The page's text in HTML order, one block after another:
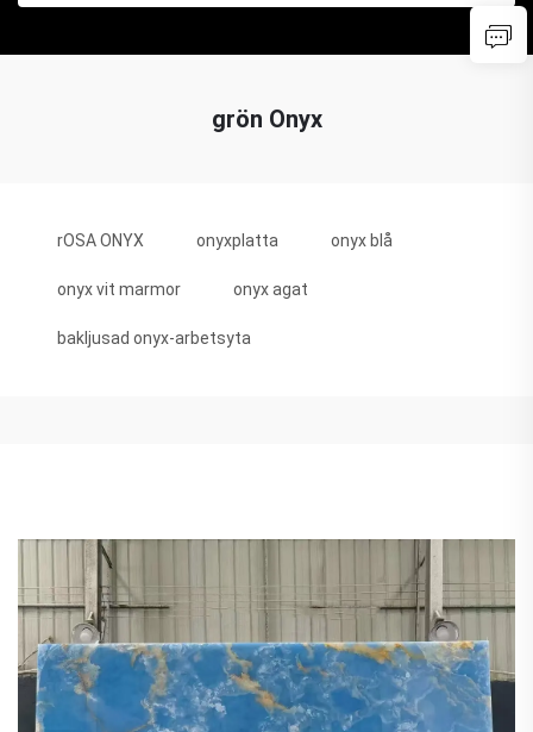
grön Onyx
rOSA ONYX onyxplatta onyx blå
onyx vit marmor onyx agat
bakljusad onyx-arbetsyta